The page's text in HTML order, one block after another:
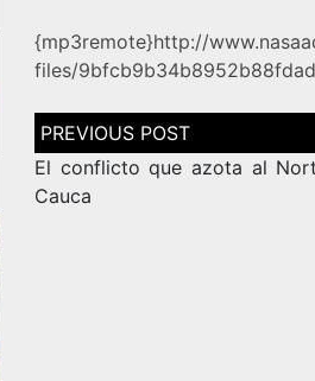
{mp3remote}http://
files/
Navegación
de
entradas
El conflicto que azota al
Cauca